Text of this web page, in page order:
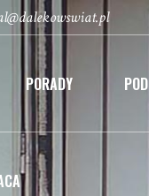
PORADY